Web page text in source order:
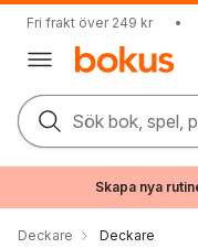
Fri frakt över 249 kr •
Sök bok, spel,
Skapa nya
Deckare Deckare